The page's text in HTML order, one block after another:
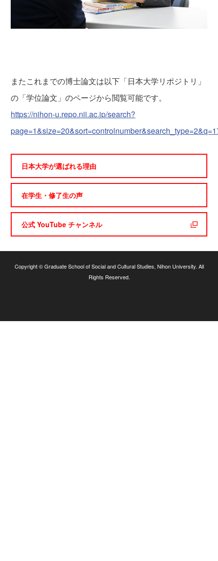
またこれまでの博士論文は以下「日本大学リポジトリ」
の「学位論文」のページから閲覧可能です。
https://nihon-u.repo.nii.ac.jp/search?
日本大学が選ばれる理由
在学生・修了生の声
公式 YouTube チャンネル
Copyright © Graduate School of Social and Cultural Studies, Nihon University. All
Rights Reserved.